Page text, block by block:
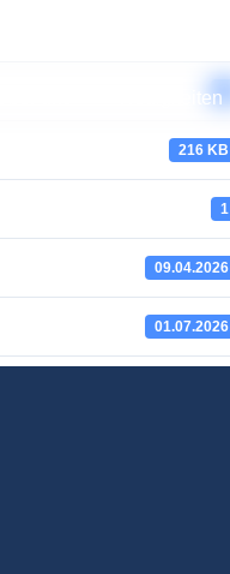
Neuigkeiten8
216 KB
1
09.04.2026
01.07.2026